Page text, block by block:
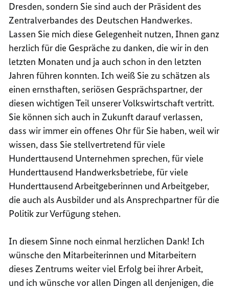
Dresden, sondern Sie sind auch der Präsident des
Zentralverbandes des Deutschen Handwerkes.
Lassen Sie mich diese Gelegenheit nutzen, Ihnen ganz
herzlich für die Gespräche zu danken, die wir in den
letzten Monaten und ja auch schon in den letzten
Jahren führen konnten. Ich weiß Sie zu schätzen als
einen ernsthaften, seriösen Gesprächspartner, der
diesen wichtigen Teil unserer Volkswirtschaft vertritt.
Sie können sich auch in Zukunft darauf verlassen,
dass wir immer ein offenes Ohr für Sie haben, weil wir
wissen, dass Sie stellvertretend für viele
Hunderttausend Unternehmen sprechen, für viele
Hunderttausend Handwerksbetriebe, für viele
Hunderttausend Arbeitgeberinnen und Arbeitgeber,
die auch als Ausbilder und als Ansprechpartner für die
Politik zur Verfügung stehen.
In diesem Sinne noch einmal herzlichen Dank! Ich
wünsche den Mitarbeiterinnen und Mitarbeitern
dieses Zentrums weiter viel Erfolg bei ihrer Arbeit,
und ich wünsche vor allen Dingen all denjenigen, die